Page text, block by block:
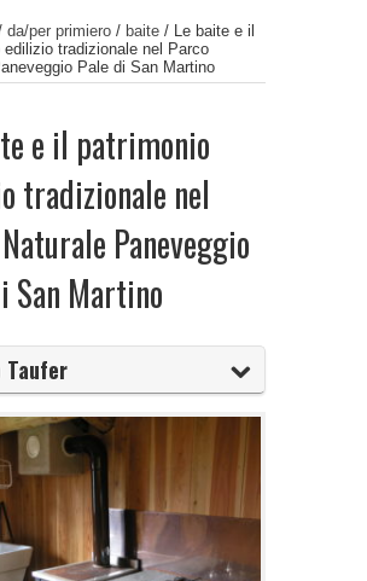
da/per primiero / baite / Le baite e il
edilizio tradizionale nel Parco
Pale di San Martino
e il patrimonio
tradizionale nel
Paneveggio
San Martino
Taufer